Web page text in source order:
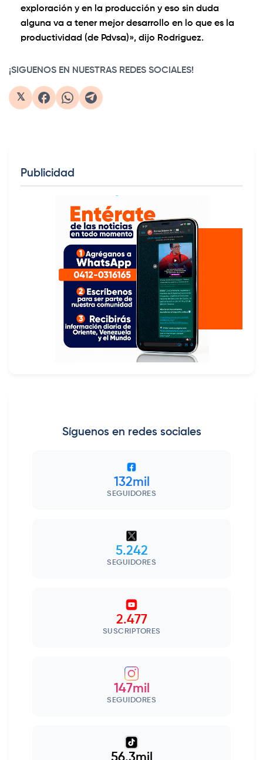
exploración y en la producción y eso sin duda
alguna va a tener mejor desarrollo en lo que es la
productividad (de Pdvsa)», dijo Rodriguez.
¡SIGUENOS EN NUESTRAS REDES SOCIALES!
𝕏
Publicidad
Síguenos en redes sociales
132mil
SEGUIDORES
5.242
SEGUIDORES
2.477
SUSCRIPTORES
147mil
SEGUIDORES